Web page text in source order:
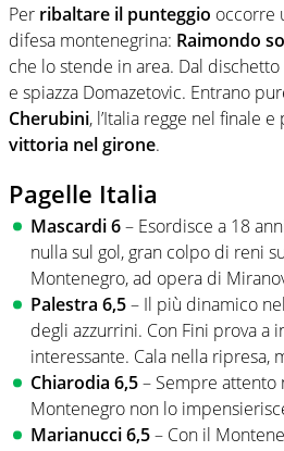
Per ribaltare il punteggio occorre
difesa montenegrina: Raimondo
che lo stende in area. Dal dischetto
e spiazza Domazetovic. Entrano
Cherubini, l’Italia regge nel finale e
vittoria nel girone.
Pagelle Italia
Mascardi 6– Esordisce a 18
nulla sul gol, gran colpo di reni
Montenegro, ad opera di
Palestra 6,5– Il più dinamico
degli azzurrini. Con Fini prova a
interessante. Cala nella ripresa,
Chiarodia 6,5– Sempre attento
Montenegro non lo
Marianucci 6,5– Con il